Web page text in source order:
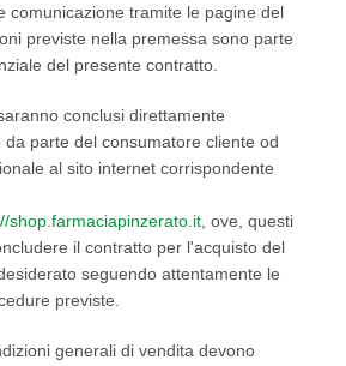
comunicazione tramite le pagine del
previste nella premessa sono parte
del presente contratto.
conclusi direttamente
da parte del consumatore cliente od
al sito internet corrispondente
shop.farmaciapinzerato.it, ove, questi
il contratto per l'acquisto del
seguendo attentamente le
previste.
generali di vendita devono